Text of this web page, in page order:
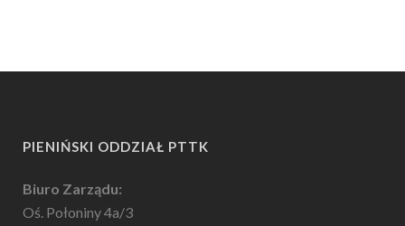
PIENIŃSKI ODDZIAŁ PTTK
Biuro Zarządu:
Oś. Połoniny 4a/3